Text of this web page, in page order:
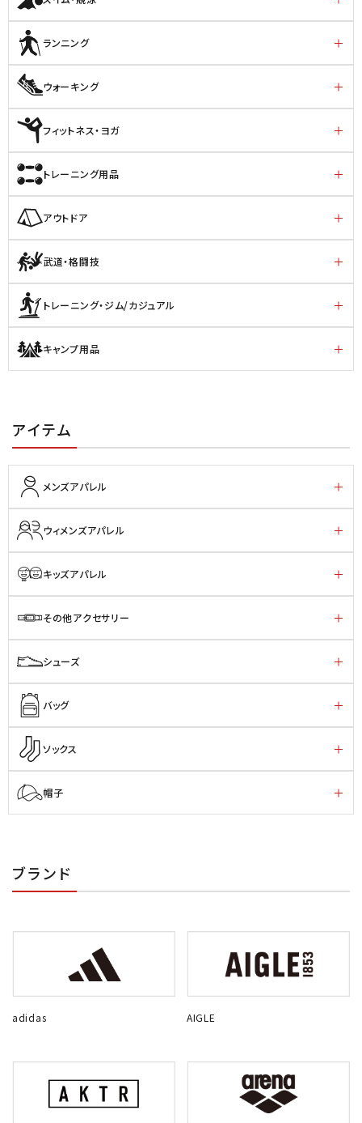
ランニング
ウォーキング
フィットネス・ヨガ
トレーニング用品
アウトドア
武道・格闘技
トレーニング・ジム/カジュアル
キャンプ用品
アイテム
メンズアパレル
ウィメンズアパレル
キッズアパレル
その他アクセサリー
シューズ
バッグ
ソックス
帽子
ブランド
adidas AIGLE